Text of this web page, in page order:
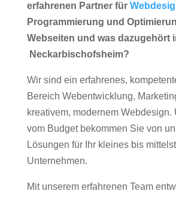
erfahrenen Partner für
Programmierung und
Webseiten und was dazugehört
Neckarbischofsheim?
Wir sind ein erfahrenes,
Bereich Webentwicklung,
kreativem, modernem Webdesign.
vom Budget bekommen Sie von
Lösungen für Ihr kleines bis
Unternehmen.
Mit unserem erfahrenen Team